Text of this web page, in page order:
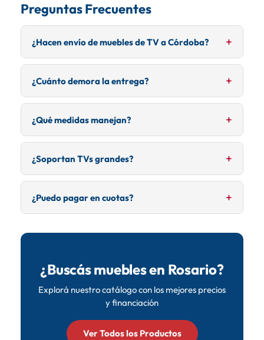
Preguntas Frecuentes
¿Hacen envío de muebles de TV a Córdoba?
Córdoba. Manejamos modelos para todo tipo de
espacio.
¿Cuánto demora la entrega?
Modelos especiales pueden tardar entre 10 y 20 días.
¿Qué medidas manejan?
Para TVs de 55 a 65 pulgadas funcionan bien los
bahiuts de 1.80m+.
¿Soportan TVs grandes?
para TVs modernas de 55, 65 y 75 pulgadas. Consultá
medidas exactas en cada producto.
¿Puedo pagar en cuotas?
¿Buscás muebles en Rosario?
Explorá nuestro catálogo con los mejores precios
y financiación
Ver Todos los Productos